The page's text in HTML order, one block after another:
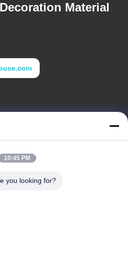
Material
75 đường Lingnan, thị trấn Dali,
10:45 PM
you looking for?